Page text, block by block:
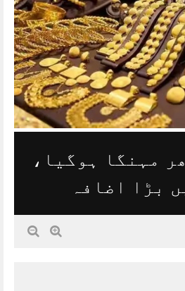
مہنگا ہوگیا،
بڑا اضافہ